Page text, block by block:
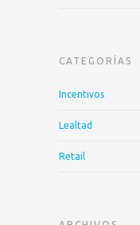
CATEGORÍAS
Incentivos
Lealtad
Retail